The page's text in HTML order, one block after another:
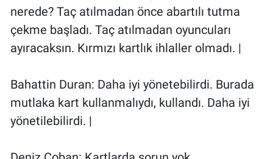
nerede? Taç atılmadan önce abartılı tutma
çekme başladı. Taç atılmadan oyuncuları
ayıracaksın. Kırmızı kartlık ihlaller olmadı. |
Bahattin Duran: Daha iyi yönetebilirdi. Burada
mutlaka kart kullanmalıydı, kullandı. Daha iyi
yönetilebilirdi. |